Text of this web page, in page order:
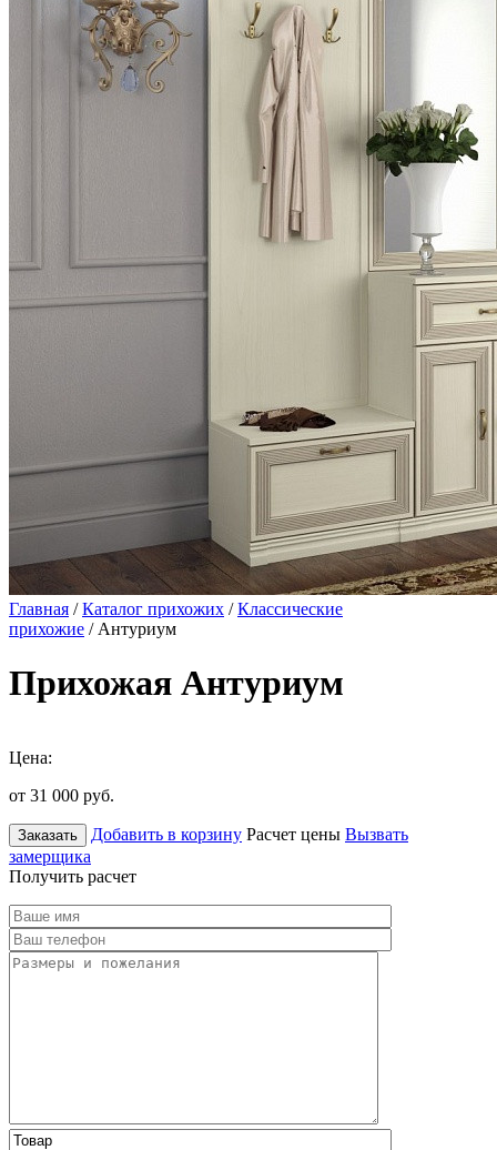
Главная /Каталог прихожих /Классические
прихожие / Антуриум
Прихожая Антуриум
Цена:
от 31 000 руб.
Заказать Добавить в корзину Расчет цены Вызвать
замерщика
Получить расчет